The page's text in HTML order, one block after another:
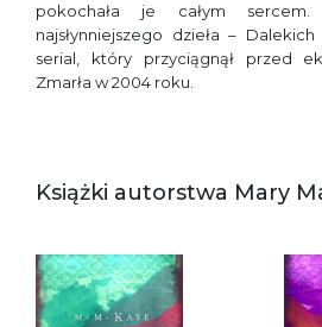
pokochała je całym
najsłynniejszego dzieła –
serial, który przyciągnął przed
Zmarła w 2004 roku.
Książki autorstwa Mary